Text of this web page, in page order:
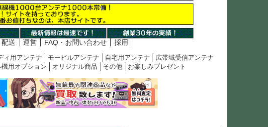
送 運営 FAQ・お問い合わせ 採用
ィ用アンテナ モービルアンテナ 自宅用アンテナ
広帯域受信アンテナ
用オプション オリジナル商品 その他 お楽しみプレゼント